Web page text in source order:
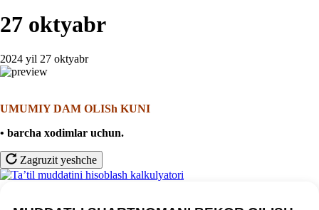
27 oktyabr
2024 yil 27 oktyabr
UMUMIY DAM OLISh KUNI
• barcha хodimlar uchun.
Zagruzit yeshche